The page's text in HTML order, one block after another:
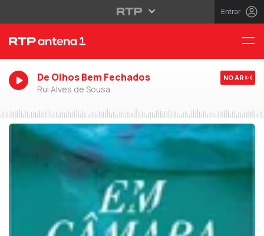
Entrar
De Olhos Bem Fechados
Rui Alves de Sousa
NO AR